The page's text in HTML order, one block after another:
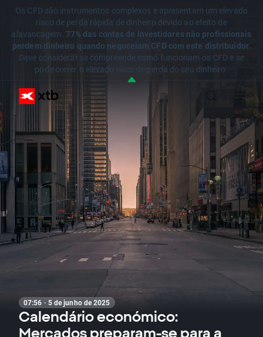
Os CFD são instrumentos complexos e apresentam um elevado
risco de perda rápida de dinheiro devido ao efeito de
alavancagem. 77% das contas de investidores não profissionais
perdem dinheiro quando negoceiam CFD com este distribuidor.
Deve considerar se compreende como funcionam os CFD e se
pode correr o elevado risco de perda do seu dinheiro.
07:56 · 5 de junho de 2025
Calendário económico:
Mercados preparam-se para a